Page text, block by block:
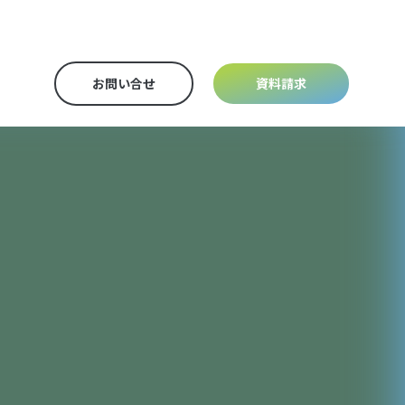
お問い合せ 資料請求